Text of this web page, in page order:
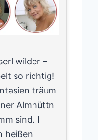
wilder –
so richtig!
träum
Almhüttn
sind. I
heißen